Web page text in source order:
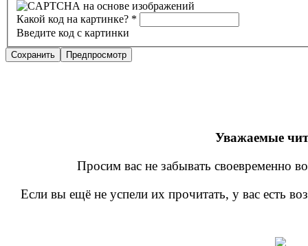
Какой код на картинке? *
Введите код с картинки
Уважаемые
Просим вас не забывать своевременно
Если вы ещё не успели их прочитать, у вас есть